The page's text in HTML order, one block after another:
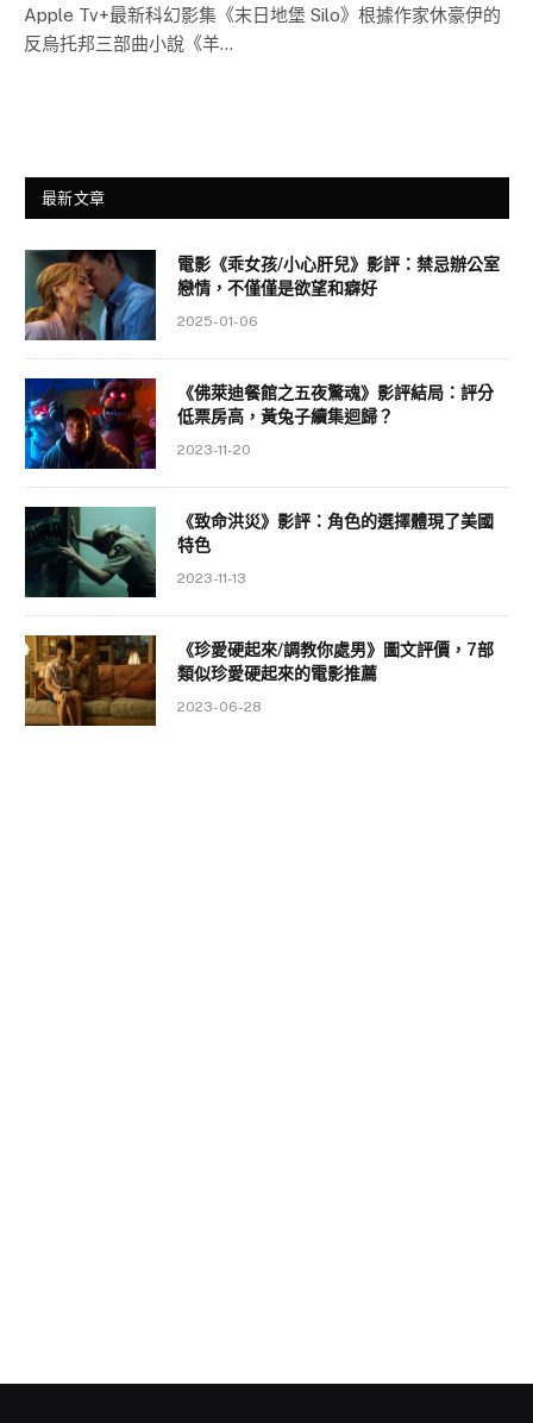
Apple Tv+最新科幻影集《末日地堡 Silo》根據作家休豪伊的
反烏托邦三部曲小說《羊…
最新文章
電影《乖女孩/小心肝兒》影評：禁忌辦公室
戀情，不僅僅是欲望和癖好
2025-01-06
《佛萊迪餐館之五夜驚魂》影評結局：評分
低票房高，黃兔子續集迴歸？
2023-11-20
《致命洪災》影評：角色的選擇體現了美國
特色
2023-11-13
《珍愛硬起來/調教你處男》圖文評價，7部
類似珍愛硬起來的電影推薦
2023-06-28